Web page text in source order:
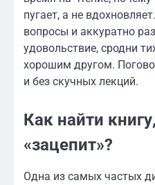
пугает, а не
вопросы и аккуратно
удовольствие, сродни
хорошим другом.
и без скучных лекций.
Как найти
«зацепит»?
Одна из самых частых